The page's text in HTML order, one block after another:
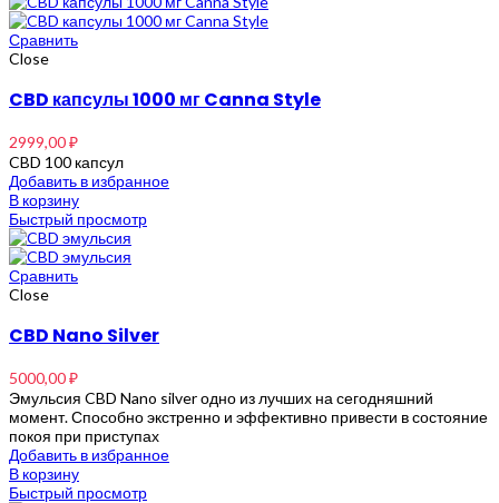
Сравнить
Close
CBD капсулы 1000 мг Canna Style
2999,00₽
CBD 100 капсул
Добавить в избранное
В корзину
Быстрый просмотр
Сравнить
Close
CBD Nano Silver
5000,00₽
Эмульсия CBD Nano silver одно из лучших на сегодняшний
момент. Способно экстренно и эффективно привести в состояние
покоя при приступах
Добавить в избранное
В корзину
Быстрый просмотр